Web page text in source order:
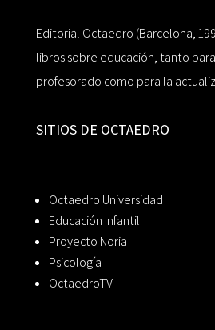
Editorial Octaedro (Barcelona,
libros sobre educación, tanto
profesorado como para la
SITIOS DE OCTAEDRO
Octaedro Universidad
Educación Infantil
Proyecto Noria
Psicología
OctaedroTV